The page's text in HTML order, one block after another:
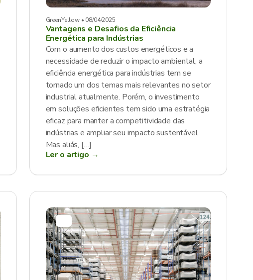
GreenYellow • 08/04/2025
Vantagens e Desafios da Eficiência
Energética para Indústrias
Com o aumento dos custos energéticos e a
necessidade de reduzir o impacto ambiental, a
eficiência energética para indústrias tem se
tornado um dos temas mais relevantes no setor
industrial atualmente. Porém, o investimento
em soluções eficientes tem sido uma estratégia
eficaz para manter a competitividade das
indústrias e ampliar seu impacto sustentável.
Mas aliás, […]
Ler o artigo →